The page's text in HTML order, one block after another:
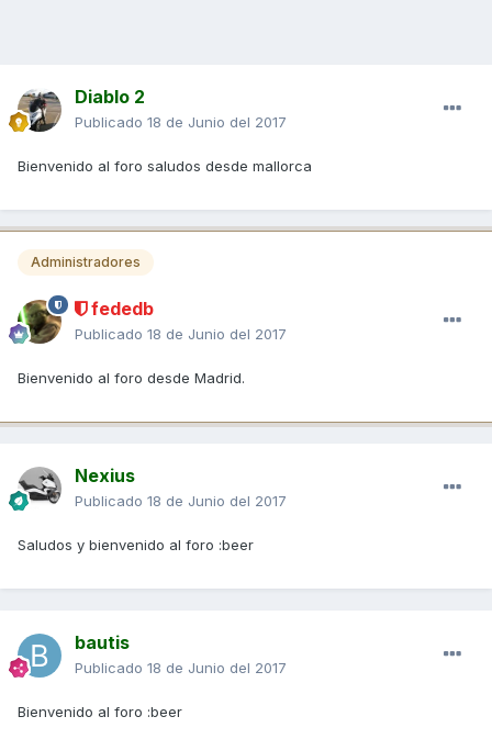
Diablo 2
Publicado 18 de Junio del 2017
Bienvenido al foro saludos desde mallorca
Administradores
fededb
Publicado 18 de Junio del 2017
Bienvenido al foro desde Madrid.
Nexius
Publicado 18 de Junio del 2017
Saludos y bienvenido al foro :beer
bautis
Publicado 18 de Junio del 2017
Bienvenido al foro :beer